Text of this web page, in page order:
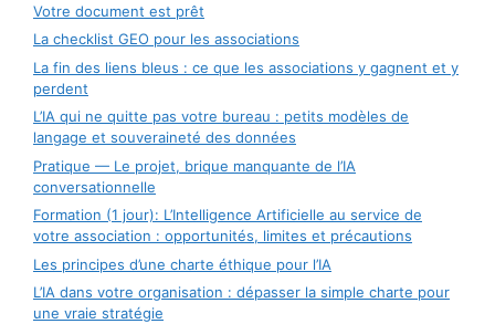
Votre document est prêt
La checklist GEO pour les associations
La fin des liens bleus : ce que les associations y gagnent et y
perdent
L’IA qui ne quitte pas votre bureau : petits modèles de
langage et souveraineté des données
Pratique — Le projet, brique manquante de l’IA
conversationnelle
Formation (1 jour): L’Intelligence Artificielle au service de
votre association : opportunités, limites et précautions
Les principes d’une charte éthique pour l’IA
L’IA dans votre organisation : dépasser la simple charte pour
une vraie stratégie